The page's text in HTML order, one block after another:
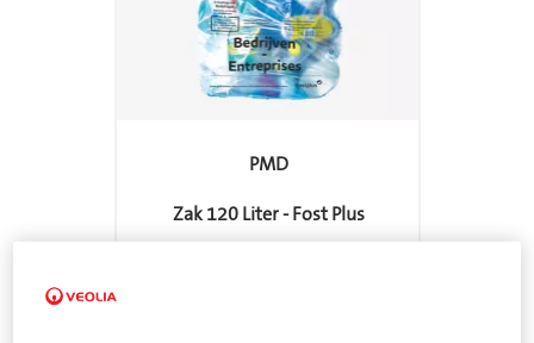
PMD
Zak 120 Liter - Fost Plus